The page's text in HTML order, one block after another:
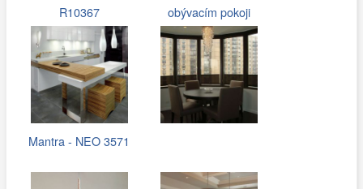
R10367
obývacím pokoji
Mantra - NEO 3571